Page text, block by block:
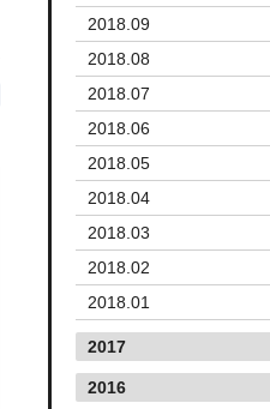
2018.09
2018.08
2018.07
2018.06
2018.05
2018.04
2018.03
2018.02
2018.01
2017
2016